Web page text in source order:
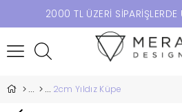
2000 TL ÜZERİ
2cm Yıldız Küpe